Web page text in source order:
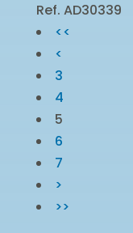
Ref. AD30339
<<
<
3
4
5
6
7
>
>>